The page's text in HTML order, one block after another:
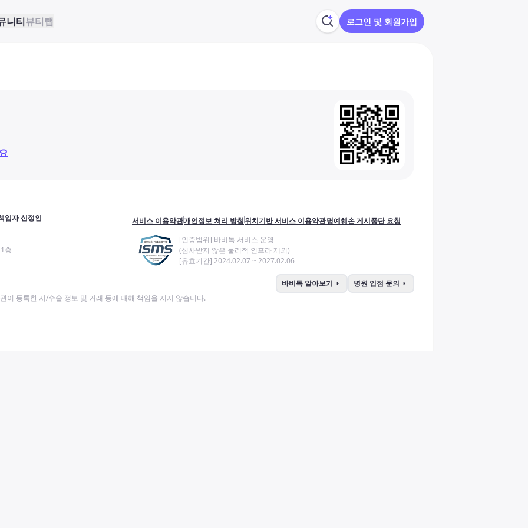
니티뷰티랩 로그인 및 회원가입
임자 신정인
층
서비스 이용약관개인정보 처리 방침위치기반 서비스 이용약관명예훼손 게시중단 요청
[인증범위] 바비톡 서비스 운영
(심사받지 않은 물리적 인프라 제외)
[유효기간] 2024.02.07 ~ 2027.02.06
바비톡 알아보기 arrow_right 병원 입점 문의 arrow_right
이 등록한 시/수술 정보 및 거래 등에 대해 책임을 지지 않습니다.